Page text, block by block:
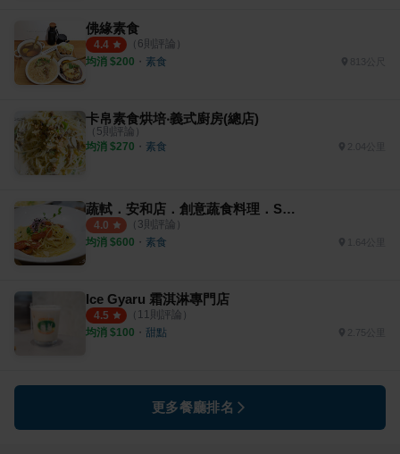
佛緣素食
4.4 （ 6則評論）
均消 $200 ・ 素食
卡帛素食烘培‧義式廚房(總店)
（ 5則評論）
均消 $270 ・ 素食 2.04公里
蔬軾．安和店．創意蔬食料理．So Veg Restaurant
4.0 （ 3則評論）
均消 $600 ・ 素食 1.64公里
Ice Gyaru 霜淇淋專門店
4.5 （ 11 則評論）
均消 $100 ・ 甜點 2.75公里
更多餐廳排名